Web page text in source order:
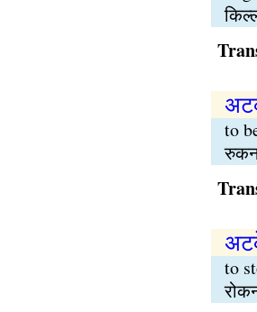
to
to